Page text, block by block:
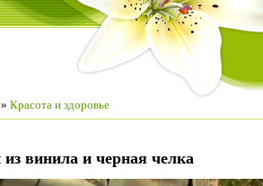
» Красота и здоровье
винила и черная челка